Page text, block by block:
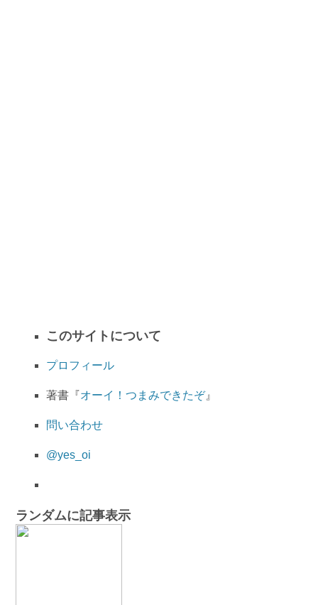
このサイトについて
プロフィール
著書『オーイ！つまみできたぞ』
問い合わせ
@yes_oi
ランダムに記事表示